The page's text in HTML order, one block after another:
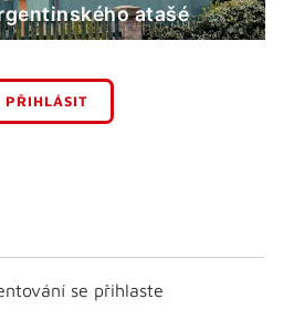
atašé
PŘIHLÁSIT
se přihlaste